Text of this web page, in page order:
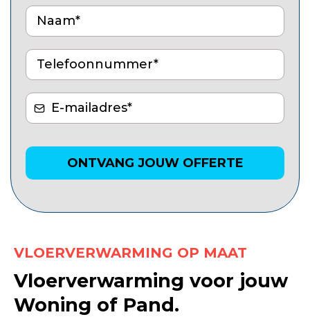
ONTVANG JOUW OFFERTE
VLOERVERWARMING OP MAAT
Vloerverwarming voor jouw
Woning of Pand.